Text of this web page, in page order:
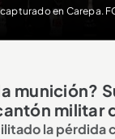
en Carepa.
munición?
militar
la pérdida